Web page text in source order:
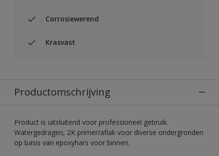
Corrosiewerend
Krasvast
Productomschrijving
Product is uitsluitend voor professioneel gebruik.
Watergedragen, 2K primer/aflak voor diverse ondergronden
op basis van epoxyhars voor binnen.